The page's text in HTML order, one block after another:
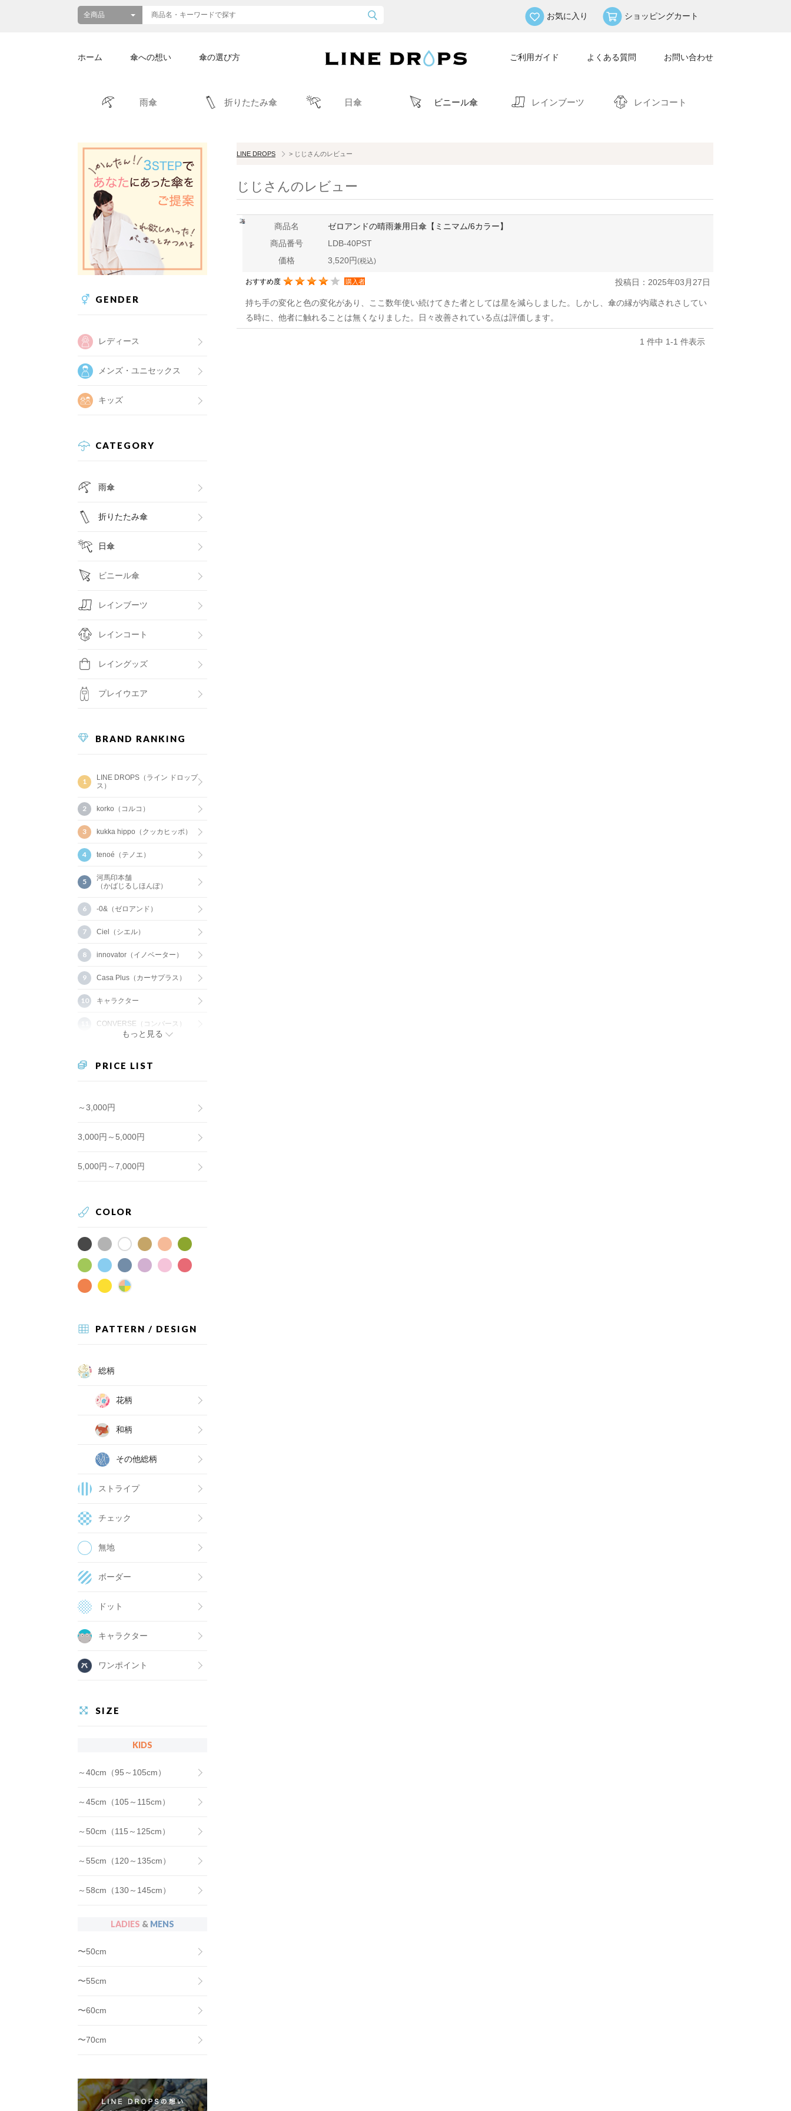
お気に入り ショッピングカート
ホーム 傘への想い 傘の選び方 ご利用ガイド よくある質問 お問い合わせ
雨傘 折りたたみ傘 日傘 ビニール傘 レインブーツ レインコート
GENDER
レディース
メンズ・ユニセックス
キッズ
CATEGORY
雨傘
折りたたみ傘
日傘
ビニール傘
レインブーツ
レインコート
レイングッズ
プレイウエア
BRAND RANKING
LINE DROPS（ライン ドロップ
ス）
korko（コルコ）
kukka hippo（クッカヒッポ）
tenoé（テノエ）
河馬印本舗
（かばじるしほんぽ）
-0&（ゼロアンド）
Ciel（シエル）
innovator（イノベーター）
Casa Plus（カーサプラス）
キャラクター
CONVERSE（コンバース）
もっと見る
PRICE LIST
～3,000円
3,000円～5,000円
5,000円～7,000円
COLOR
PATTERN / DESIGN
総柄
花柄
和柄
その他総柄
ストライプ
チェック
無地
ボーダー
ドット
キャラクター
ワンポイント
SIZE
KIDS
～40cm（95～105cm）
～45cm（105～115cm）
～50cm（115～125cm）
～55cm（120～135cm）
～58cm（130～145cm）
LADIES & MENS
〜50cm
〜55cm
〜60cm
〜70cm
LINE DROPS > じじさんのレビュー
じじさんのレビュー
商品名
ゼロアンドの晴雨兼用日傘【ミニマム/6カラー】
商品番号
LDB-40PST
価格
3,520円(税込)
投稿日：2025年03月27日
おすすめ度 購入者
持ち手の変化と色の変化があり、ここ数年使い続けてきた者としては星を減らしました。しかし、傘の縁が内蔵されさしてい
る時に、他者に触れることは無くなりました。日々改善されている点は評価します。
1 件中 1-1 件表示